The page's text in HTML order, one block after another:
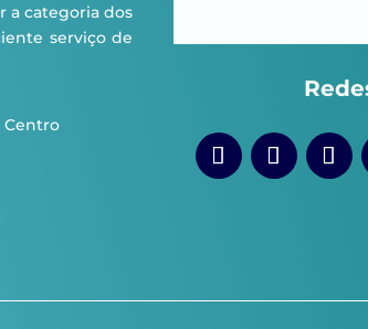
a categoria dos
serviço de
Centro